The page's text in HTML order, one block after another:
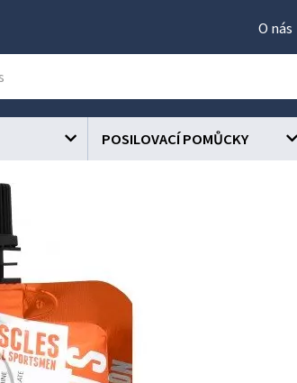
O nás
POSILOVACÍ POMŮCKY